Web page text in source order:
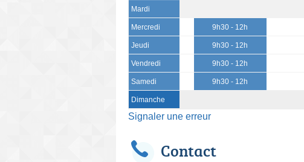
Mardi
Mercredi 9h30 - 12h
Jeudi 9h30 - 12h
Vendredi 9h30 - 12h
Samedi 9h30 - 12h
Dimanche
Signaler une erreur
Contact